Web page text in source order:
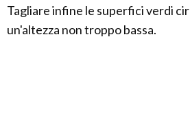
Tagliare infine le superfici verdi
un'altezza non troppo bassa.